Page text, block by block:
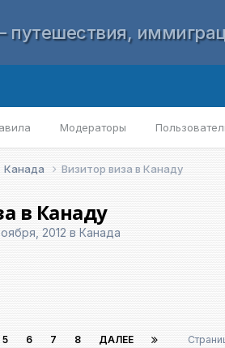
Модераторы
Канада Визитор виза в Канаду
в Канаду
2012 в Канада
5 6 7 8 ДАЛЕЕ